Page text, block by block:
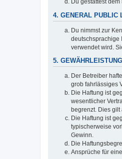
Du gestattest
4. GENERAL PUBLIC
Du nimmst zur
deutschsprachige
verwendet wird.
5. GEWÄHRLEISTUNG
Der Betreiber
grob fahrlässiges
Die Haftung ist
wesentlicher
begrenzt. Dies
Die Haftung ist
typischerweise
Gewinn.
Die
Ansprüche für